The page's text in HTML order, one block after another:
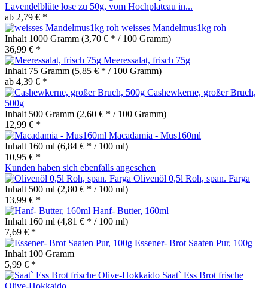
Lavendelblüte lose zu 50g, vom Hochplateau in...
ab 2,79 € *
weisses Mandelmus1kg roh
Inhalt 1000 Gramm (3,70 € * / 100 Gramm)
36,99 € *
Meeressalat, frisch 75g
Inhalt 75 Gramm (5,85 € * / 100 Gramm)
ab 4,39 € *
Cashewkerne, großer Bruch,
500g
Inhalt 500 Gramm (2,60 € * / 100 Gramm)
12,99 € *
Macadamia - Mus160ml
Inhalt 160 ml (6,84 € * / 100 ml)
10,95 € *
Kunden haben sich ebenfalls angesehen
Olivenöl 0,5l Roh, span. Farga
Inhalt 500 ml (2,80 € * / 100 ml)
13,99 € *
Hanf- Butter, 160ml
Inhalt 160 ml (4,81 € * / 100 ml)
7,69 € *
Essener- Brot Saaten Pur, 100g
Inhalt 100 Gramm
5,99 € *
Saat` Ess Brot frische
Olive-Hokkaido